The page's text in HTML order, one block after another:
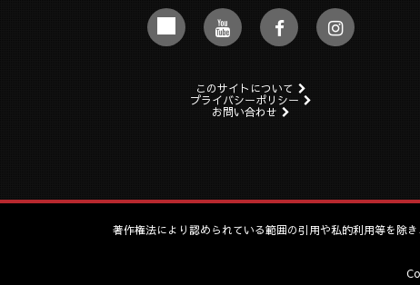
このサイトについて
プライバシーポリシー
お問い合わせ
著作権法により認められている範囲の引用や私的利用等を除